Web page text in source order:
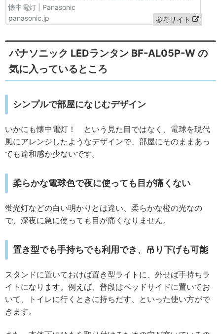
panasonic.jp 参考サイト
パナソニック LEDランタン BF-AL05P-W の
気に入っているところ
シンプルで部屋になじむデザイン
いかにも懐中電灯！ という見た目ではなく、電球を現代
風にアレンジしたようなデザインで、部屋にそのままあっ
ても違和感が少ないです。
柔らかな電球色で夜に使っても目が痛くない
蛍光灯などの白い明かりとは違い、柔らかな橙の光なの
で、深夜に急に使っても目が痛くなりません。
置き型でも手持ちでも利用でき、吊り下げも可能
スタンドに置いておけば置き型ライトに、外せば手持ちラ
イトになります。例えば、普段はベッドサイドに置いてお
いて、トイレに行くときに持ちだす、といった使い方がで
きます。